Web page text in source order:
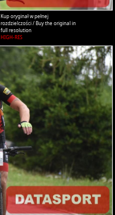
Kup oryginał w pełnej
rozdzielczości / Buy the original in
full resolution
HIGH-RES